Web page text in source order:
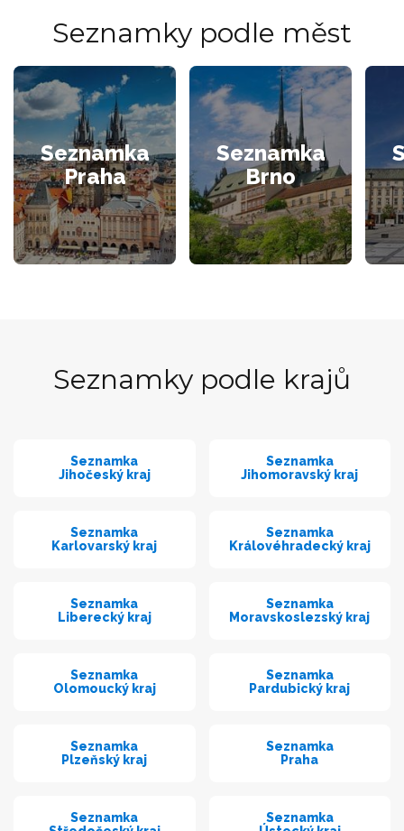
Seznamky podle měst
Seznamka
Praha
Seznamka
Brno
Seznamky podle krajů
Seznamka
Jihočeský kraj
Seznamka
Jihomoravský kraj
Seznamka
Karlovarský kraj
Seznamka
Královéhradecký kraj
Seznamka
Liberecký kraj
Seznamka
Moravskoslezský kraj
Seznamka
Olomoucký kraj
Seznamka
Pardubický kraj
Seznamka
Plzeňský kraj
Seznamka
Praha
Seznamka
Seznamka